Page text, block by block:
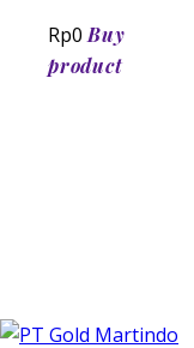
Rp0 Buy
product